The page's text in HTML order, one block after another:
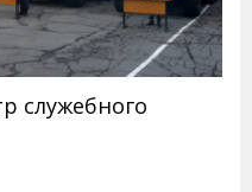
служебного